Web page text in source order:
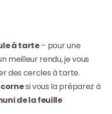
à tarte– pour une
meilleur rendu, je vous
des cercles à tarte.
si vous la préparez à
de la feuille